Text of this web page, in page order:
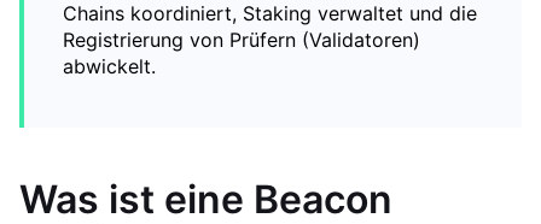
Chains koordiniert, Staking verwaltet und die
Registrierung von Prüfern (Validatoren)
abwickelt.
Was ist eine Beacon